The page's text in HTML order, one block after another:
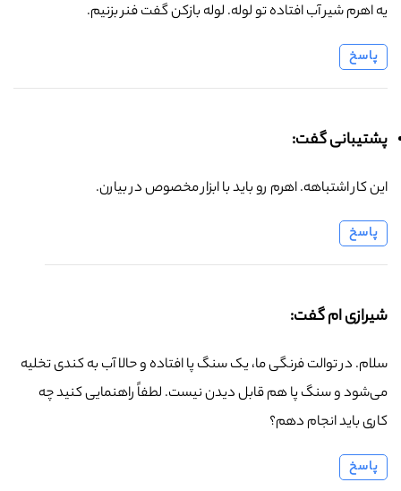
یه اهرم شیر آب افتاده تو لوله. لوله بازکن گفت فنر بزنیم.
پاسخ
پشتیبانی گفت:
این کار اشتباهه. اهرم رو باید با ابزار مخصوص در بیارن.
پاسخ
شیرازی ام گفت:
سلام. در توالت فرنگی ما، یک سنگ پا افتاده و حالا آب به کندی تخلیه
می‌شود و سنگ پا هم قابل دیدن نیست. لطفاً راهنمایی کنید چه
کاری باید انجام دهم؟
پاسخ